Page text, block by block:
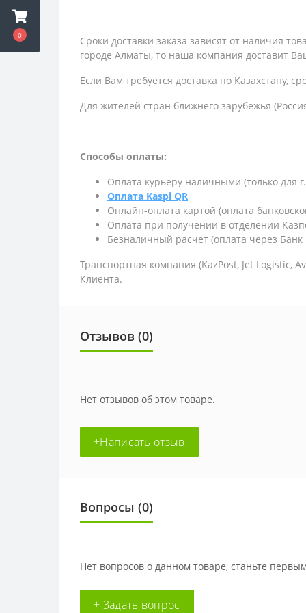
0
Сроки доставки заказа зависят от наличия
городе Алматы, то наша компания доставит
Если Вам требуется доставка по Казахстану,
Для жителей стран ближнего зарубежья
Способы оплаты:
Оплата курьеру наличными (только для
Оплата Kaspi QR
Онлайн-оплата картой (оплата
Оплата при получении в отделении
Безналичный расчет (оплата через
Транспортная компания (KazPost, Jet Logistic,
Клиента.
Отзывов (0)
Нет отзывов об этом товаре.
+Написать отзыв
Вопросы (0)
Нет вопросов о данном товаре, станьте
+ Задать вопрос